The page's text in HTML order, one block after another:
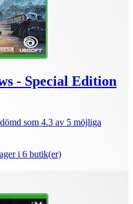
- Special Edition
som 4.3 av 5 möjliga
i 6 butik(er)